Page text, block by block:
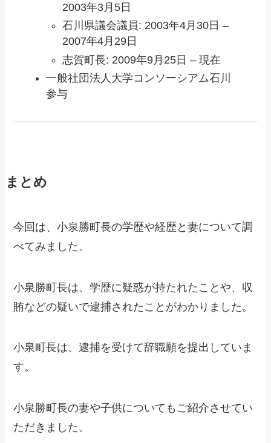
2003年3月5日
石川県議会議員: 2003年4月30日 –
2007年4月29日
志賀町長: 2009年9月25日 – 現在
一般社団法人大学コンソーシアム石川
参与
まとめ
今回は、小泉勝町長の学歴や経歴と妻について調
べてみました。
小泉勝町長は、学歴に疑惑が持たれたことや、収
賄などの疑いで逮捕されたことがわかりました。
小泉町長は、逮捕を受けて辞職願を提出していま
す。
小泉勝町長の妻や子供についてもご紹介させてい
ただきました。